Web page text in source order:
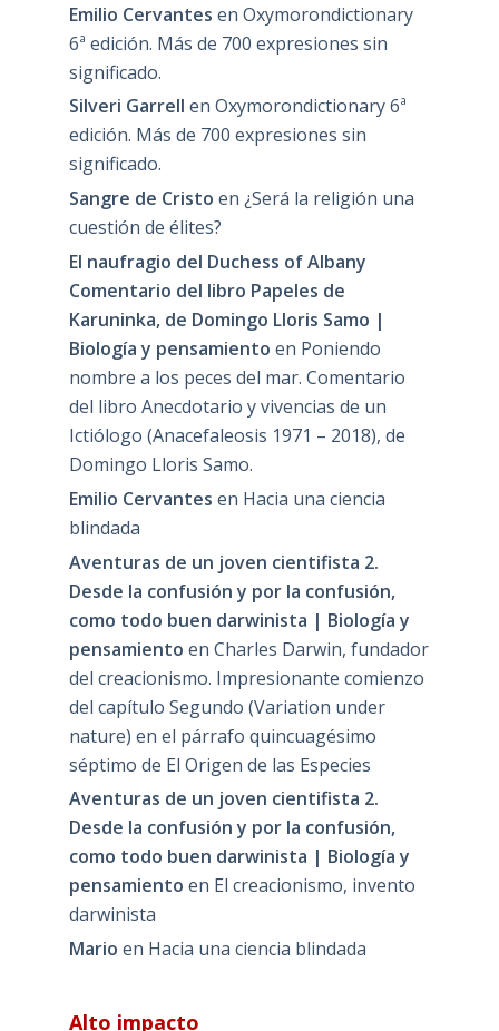
Emilio Cervantes en Oxymorondictionary
6ª edición. Más de 700 expresiones sin
significado.
Silveri Garrell en Oxymorondictionary 6ª
edición. Más de 700 expresiones sin
significado.
Sangre de Cristo en ¿Será la religión una
cuestión de élites?
El naufragio del Duchess of Albany
Comentario del libro Papeles de
Karuninka, de Domingo Lloris Samo |
Biología y pensamiento en Poniendo
nombre a los peces del mar. Comentario
del libro Anecdotario y vivencias de un
Ictiólogo (Anacefaleosis 1971 – 2018), de
Domingo Lloris Samo.
Emilio Cervantes en Hacia una ciencia
blindada
Aventuras de un joven cientifista 2.
Desde la confusión y por la confusión,
como todo buen darwinista | Biología y
pensamiento en Charles Darwin, fundador
del creacionismo. Impresionante comienzo
del capítulo Segundo (Variation under
nature) en el párrafo quincuagésimo
séptimo de El Origen de las Especies
Aventuras de un joven cientifista 2.
Desde la confusión y por la confusión,
como todo buen darwinista | Biología y
pensamiento en El creacionismo, invento
darwinista
Mario en Hacia una ciencia blindada
Alto impacto